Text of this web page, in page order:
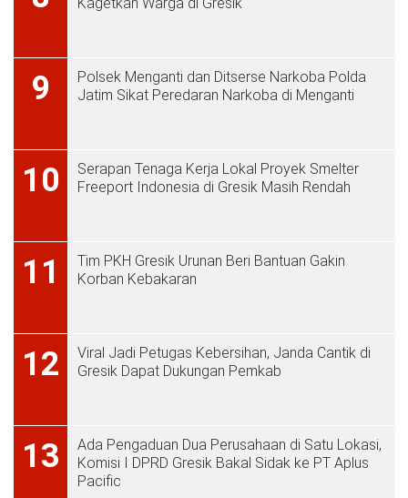
9
Polsek Menganti dan Ditserse Narkoba Polda
Jatim Sikat Peredaran Narkoba di Menganti
10
Serapan Tenaga Kerja Lokal Proyek Smelter
Freeport Indonesia di Gresik Masih Rendah
11
Tim PKH Gresik Urunan Beri Bantuan Gakin
Korban Kebakaran
12
Viral Jadi Petugas Kebersihan, Janda Cantik di
Gresik Dapat Dukungan Pemkab
13
Ada Pengaduan Dua Perusahaan di Satu Lokasi,
Komisi I DPRD Gresik Bakal Sidak ke PT Aplus
Pacific